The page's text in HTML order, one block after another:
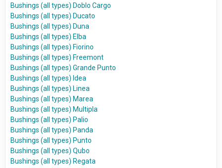
Bushings (all types) Doblo Cargo
Bushings (all types) Ducato
Bushings (all types) Duna
Bushings (all types) Elba
Bushings (all types) Fiorino
Bushings (all types) Freemont
Bushings (all types) Grande Punto
Bushings (all types) Idea
Bushings (all types) Linea
Bushings (all types) Marea
Bushings (all types) Multipla
Bushings (all types) Palio
Bushings (all types) Panda
Bushings (all types) Punto
Bushings (all types) Qubo
Bushings (all types) Regata